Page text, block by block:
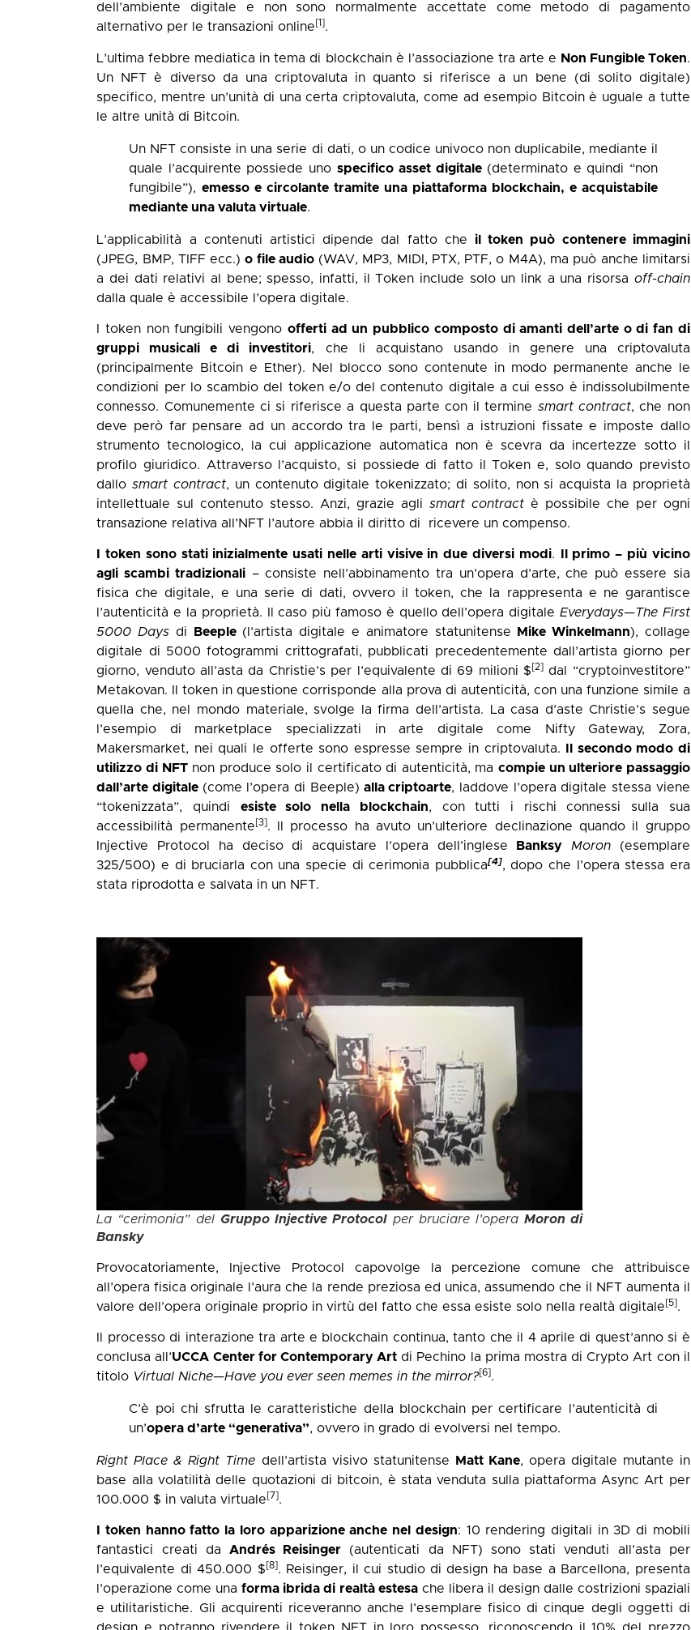
dell’ambiente digitale e non sono normalmente accettate come metodo di pagamento
alternativo per le transazioni online [1] .
L’ultima febbre mediatica in tema di blockchain è l’associazione tra arte e Non Fungible Token.
Un NFT è diverso da una criptovaluta in quanto si riferisce a un bene (di solito digitale)
specifico, mentre un’unità di una certa criptovaluta, come ad esempio Bitcoin è uguale a tutte
le altre unità di Bitcoin.
Un NFT consiste in una serie di dati, o un codice univoco non duplicabile, mediante il
quale l’acquirente possiede uno specifico asset digitale(determinato e quindi “non
fungibile”),emesso e circolante tramite una piattaforma blockchain, e acquistabile
mediante una valuta virtuale.
L’applicabilità a contenuti artistici dipende dal fatto che il token può contenere immagini
(JPEG, BMP, TIFF ecc.)o file audio(WAV, MP3, MIDI, PTX, PTF, o M4A), ma può anche limitarsi
a dei dati relativi al bene; spesso, infatti, il Token include solo un link a una risorsa off-chain
dalla quale è accessibile l’opera digitale.
I token non fungibili vengono offerti ad un pubblico composto di amanti dell’arte o di fan di
gruppi musicali e di investitori, che li acquistano usando in genere una criptovaluta
(principalmente Bitcoin e Ether). Nel blocco sono contenute in modo permanente anche le
condizioni per lo scambio del token e/o del contenuto digitale a cui esso è indissolubilmente
connesso. Comunemente ci si riferisce a questa parte con il termine smart contract, che non
deve però far pensare ad un accordo tra le parti, bensì a istruzioni fissate e imposte dallo
strumento tecnologico, la cui applicazione automatica non è scevra da incertezze sotto il
profilo giuridico. Attraverso l’acquisto, si possiede di fatto il Token e, solo quando previsto
dallosmart contract, un contenuto digitale tokenizzato; di solito, non si acquista la proprietà
intellettuale sul contenuto stesso. Anzi, grazie aglismart contract è possibile che per ogni
transazione relativa all’NFT l’autore abbia il diritto di ricevere un compenso.
I token sono stati inizialmente usati nelle arti visive in due diversi modi.
Il primo – più vicino
agli scambi tradizionali– consiste nell’abbinamento tra un’opera d’arte, che può essere sia
fisica che digitale, e una serie di dati, ovvero il token, che la rappresenta e ne garantisce
l’autenticità e la proprietà. Il caso più famoso è quello dell’opera digitaleEverydays—The First
5000 Days di Beeple(l’artista digitale e animatore statunitense Mike Winkelmann), collage
digitale di 5000 fotogrammi crittografati, pubblicati precedentemente dall’artista giorno per
giorno, venduto all’asta da Christie’s per l’equivalente di 69 milioni $ [2]
dal “cryptoinvestitore”
Metakovan. Il token in questione corrisponde alla prova di autenticità, con una funzione simile a
quella che, nel mondo materiale, svolge la firma dell’artista. La casa d’aste Christie’s segue
l’esempio di marketplace specializzati in arte digitale come Nifty Gateway, Zora,
Makersmarket, nei quali le offerte sono espresse sempre in criptovaluta.
Il secondo modo di
utilizzo di NFTnon produce solo il certificato di autenticità, ma compie un ulteriore passaggio
dall’arte digitale (come l’opera di Beeple) alla criptoarte, laddove l’opera digitale stessa viene
“tokenizzata”, quindi esiste solo nella blockchain, con tutti i rischi connessi sulla sua
accessibilità permanente [3] . Il processo ha avuto un’ulteriore declinazione quando il gruppo
Injective Protocol ha deciso di acquistare l’opera dell’inglese
Banksy Moron (esemplare
325/500) e di bruciarla con una specie di cerimonia pubblica[4], dopo che l’opera stessa era
stata riprodotta e salvata in un NFT.
La “cerimonia” del Gruppo Injective Protocolper bruciare l’operaMoron di
Bansky
Provocatoriamente, Injective Protocol capovolge la percezione comune che attribuisce
all’opera fisica originale l’aura che la rende preziosa ed unica, assumendo che il NFT aumenta il
valore dell’opera originale proprio in virtù del fatto che essa esiste solo nella realtà digitale [5].
Il processo di interazione tra arte e blockchain continua, tanto che il 4 aprile di quest’anno si è
conclusa all’UCCA Center for Contemporary Art di Pechino la prima mostra di Crypto Art con il
titolo Virtual Niche—Have you ever seen memes in the mirror?[6].
C’è poi chi sfrutta le caratteristiche della blockchain per certificare l’autenticità di
un’opera d’arte “generativa”, ovvero in grado di evolversi nel tempo.
Right Place & Right Time dell’artista visivo statunitense Matt Kane, opera digitale mutante in
base alla volatilità delle quotazioni di bitcoin, è stata venduta sulla piattaforma Async Art per
100.000 $ in valuta virtuale [7].
I token hanno fatto la loro apparizione anche nel design: 10 rendering digitali in 3D di mobili
fantastici creati da Andrés Reisinger (autenticati da NFT) sono stati venduti all’asta per
l’equivalente di 450.000 $ [8] . Reisinger, il cui studio di design ha base a Barcellona, presenta
l’operazione come unaforma ibrida di realtà estesache libera il design dalle costrizioni spaziali
e utilitaristiche. Gli acquirenti riceveranno anche l’esemplare fisico di cinque degli oggetti di